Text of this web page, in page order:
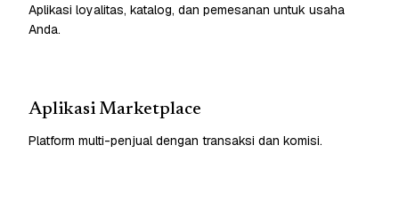
Aplikasi loyalitas, katalog, dan pemesanan untuk usaha
Anda.
Aplikasi Marketplace
Platform multi-penjual dengan transaksi dan komisi.